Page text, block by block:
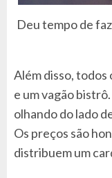
Deu tempo de
Além disso,
e um vagão
olhando do lado
Os preços são
distribuem um